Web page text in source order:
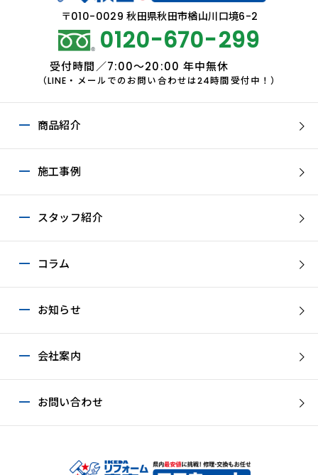
〒010-0029 秋田県秋田市楢山川口境6-2
0120-670-299
受付時間／7:00～20:00 年中無休
（LINE・メールでのお問い合わせは24時間受付中！）
商品紹介
施工事例
スタッフ紹介
コラム
お知らせ
会社案内
お問い合わせ